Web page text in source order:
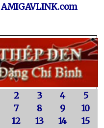
AMIGAVLINK.com
2 3 4
5
7 8 9
10
12 13 14
15